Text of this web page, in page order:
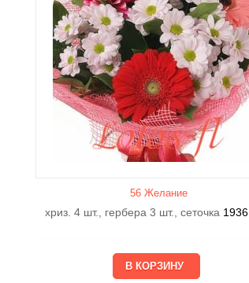
56 Желание
хриз. 4 шт., гербера 3 шт., сеточка 1936